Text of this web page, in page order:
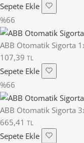
Sepete Ekle
%66
ABB Otomatik Sigorta
107,39 TL
Sepete Ekle
%66
ABB Otomatik Sigorta
665,41 TL
Sepete Ekle